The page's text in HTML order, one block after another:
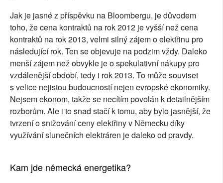
Jak je jasné z příspěvku na Bloombergu, je důvodem
toho, že cena kontraktů na rok 2012 je vyšší než cena
kontraktů na rok 2013, velmi silný zájem o elektřinu pro
následující rok. Ten se objevuje na podzim vždy. Daleko
menší zájem než obvykle je o spekulativní nákupy pro
vzdálenější období, tedy i rok 2013. To může souviset
s velice nejistou budoucností nejen evropské ekonomiky.
Nejsem ekonom, takže se necítím povolán k detailnějším
rozborům. Ale i to snad stačí k tomu, aby bylo jasnější, že
tvrzení o snižování ceny elektřiny v Německu díky
využívání slunečních elektráren je daleko od pravdy.
Kam jde německá energetika?